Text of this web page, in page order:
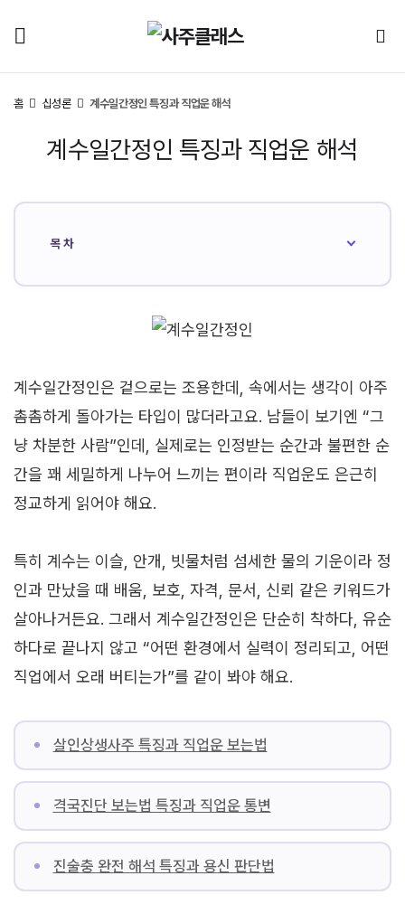
홈 십성론 계수일간정인 특징과 직업운 해석
계수일간정인 특징과 직업운 해석
목차
계수일간정인은 겉으로는 조용한데, 속에서는 생각이 아주
촘촘하게 돌아가는 타입이 많더라고요. 남들이 보기엔 “그
냥 차분한 사람”인데, 실제로는 인정받는 순간과 불편한 순
간을 꽤 세밀하게 나누어 느끼는 편이라 직업운도 은근히
정교하게 읽어야 해요.
특히 계수는 이슬, 안개, 빗물처럼 섬세한 물의 기운이라 정
인과 만났을 때 배움, 보호, 자격, 문서, 신뢰 같은 키워드가
살아나거든요. 그래서 계수일간정인은 단순히 착하다, 유순
하다로 끝나지 않고 “어떤 환경에서 실력이 정리되고, 어떤
직업에서 오래 버티는가”를 같이 봐야 해요.
살인상생사주 특징과 직업운 보는법
격국진단 보는법 특징과 직업운 통변
진술충 완전 해석 특징과 용신 판단법